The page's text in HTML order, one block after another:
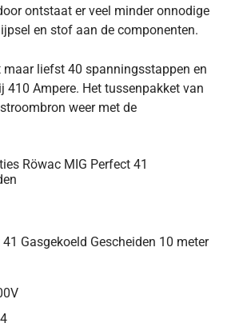
ontstaat er veel minder onnodige
en stof aan de componenten.
liefst 40 spanningsstappen en
410 Ampere. Het tussenpakket van
weer met de
Röwac MIG Perfect 41
Gasgekoeld Gescheiden 10 meter